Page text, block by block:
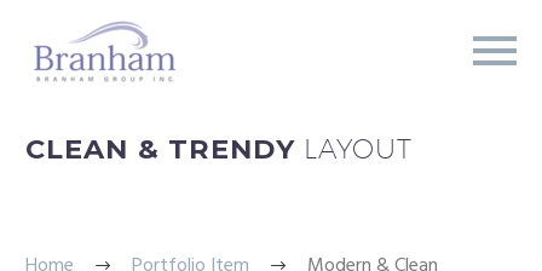
CLEAN & TRENDY LAYOUT